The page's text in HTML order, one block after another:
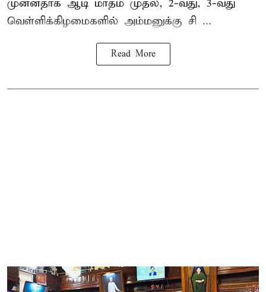
முன்னதாக ஆடி மாதம் முதல், 2-வது, 3-வது
வெள்ளிக்கிழமைகளில் அம்மனுக்கு சி ...
Read More